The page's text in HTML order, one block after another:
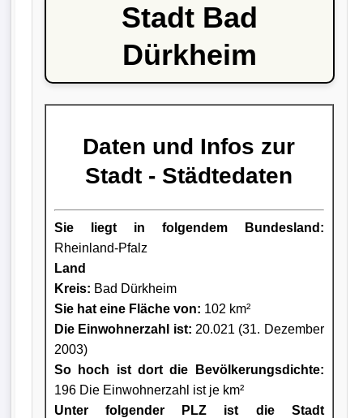
Stadt Bad
Dürkheim
Daten und Infos zur
Stadt - Städtedaten
Sie liegt in folgendem Bundesland:
Rheinland-Pfalz
Land
Kreis: Bad Dürkheim
Sie hat eine Fläche von: 102 km²
Die Einwohnerzahl ist: 20.021 (31. Dezember
2003)
So hoch ist dort die Bevölkerungsdichte:
196 Die Einwohnerzahl ist je km²
Unter folgender PLZ ist die Stadt